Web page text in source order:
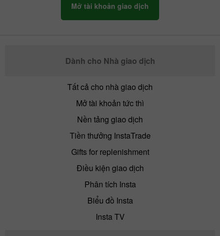
Mở tài khoản giao dịch
Dành cho Nhà giao dịch
Tất cả cho nhà giao dịch
Mở tài khoản tức thì
Nền tảng giao dịch
Tiền thưởng InstaTrade
Gifts for replenishment
Điều kiện giao dịch
Phân tích Insta
Biểu đồ Insta
Insta TV